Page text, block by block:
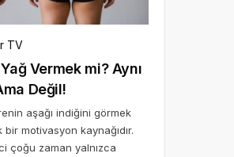
TV
Vermek mi? Aynı
Değil!
aşağı indiğini görmek
motivasyon kaynağıdır.
çoğu zaman yalnızca